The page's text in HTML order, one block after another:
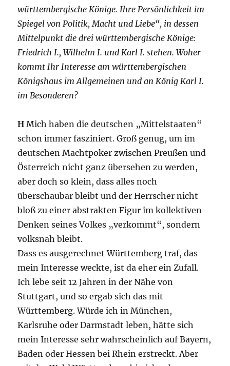
württembergische Könige. Ihre Persönlichkeit im
Spiegel von Politik, Macht und Liebe“, in dessen
Mittelpunkt die drei württembergische Könige:
Friedrich I., Wilhelm I. und Karl I. stehen. Woher
kommt Ihr Interesse am württembergischen
Königshaus im Allgemeinen und an König Karl I.
im Besonderen?
H Mich haben die deutschen „Mittelstaaten“
schon immer fasziniert. Groß genug, um im
deutschen Machtpoker zwischen Preußen und
Österreich nicht ganz übersehen zu werden,
aber doch so klein, dass alles noch
überschaubar bleibt und der Herrscher nicht
bloß zu einer abstrakten Figur im kollektiven
Denken seines Volkes „verkommt“, sondern
volksnah bleibt.
Dass es ausgerechnet Württemberg traf, das
mein Interesse weckte, ist da eher ein Zufall.
Ich lebe seit 12 Jahren in der Nähe von
Stuttgart, und so ergab sich das mit
Württemberg. Würde ich in München,
Karlsruhe oder Darmstadt leben, hätte sich
mein Interesse sehr wahrscheinlich auf Bayern,
Baden oder Hessen bei Rhein erstreckt. Aber